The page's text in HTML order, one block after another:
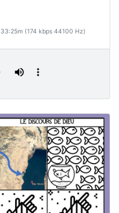
(174 kbps 44100 Hz)